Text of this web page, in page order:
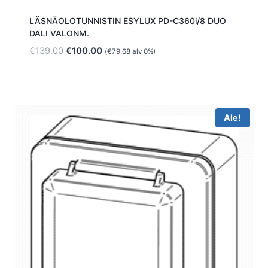
LÄSNÄOLOTUNNISTIN ESYLUX PD-C360i/8 DUO
DALI VALONM.
€139.00 Alkuperäinen
€100.00Nykyinen
(€79.68alv 0%)
Ale!